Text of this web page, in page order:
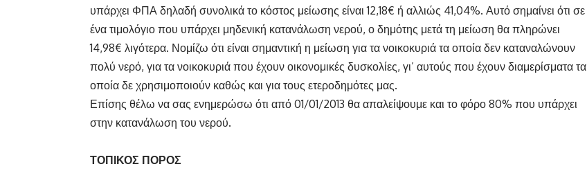
υπάρχει ΦΠΑ δηλαδή συνολικά το κόστος μείωσης είναι 12,18€ ή αλλιώς 41,04%. Αυτό σημαίνει ότι σε
ένα τιμολόγιο που υπάρχει μηδενική κατανάλωση νερού, ο δημότης μετά τη μείωση θα πληρώνει
14,98€ λιγότερα. Νομίζω ότι είναι σημαντική η μείωση για τα νοικοκυριά τα οποία δεν καταναλώνουν
πολύ νερό, για τα νοικοκυριά που έχουν οικονομικές δυσκολίες, γι’ αυτούς που έχουν διαμερίσματα τα
οποία δε χρησιμοποιούν καθώς και για τους ετεροδημότες μας.
Επίσης θέλω να σας ενημερώσω ότι από 01/01/2013 θα απαλείψουμε και το φόρο 80% που υπάρχει
στην κατανάλωση του νερού.
ΤΟΠΙΚΟΣ ΠΟΡΟΣ